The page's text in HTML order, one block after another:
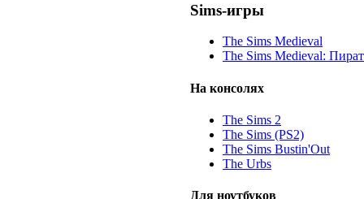
Sims-игры
The Sims Medieval
The Sims Medieval:
На консолях
The Sims 2
The Sims (PS2)
The Sims Bustin'Out
The Urbs
Для ноутбуков